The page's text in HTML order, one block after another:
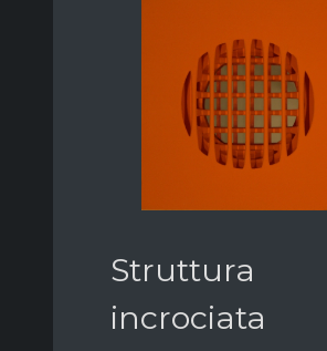
Struttura
incrociata